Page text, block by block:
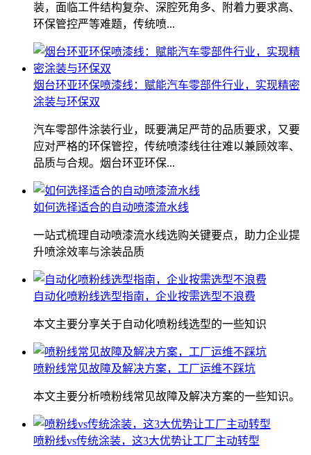
装，面临工件结构复杂、深腔死角多、附着力要求高、
环保管控严等难题，传统喷...
烟台环亚环保喷漆线：赋能汽车零部件行业，实现精密
涂装与环保双
汽车零部件涂装行业，既要满足严苛的品质要求，又要
应对严格的环保管控，传统喷漆线往往难以兼顾效率、
品质与合规。烟台环亚环保...
如何选择适合的自动喷漆流水线
一站式梳理自动喷漆流水线选购关键要点，助力企业提
升喷涂效率与涂装品质
自动化喷粉线选型指南，企业按需选型不浪费
本文主要分享关于自动化喷粉线选型的一些知识
喷粉线常见故障及解决方案，工厂运维不踩坑
本文主要分析喷粉线常见故障及解决方案的一些知识。
喷粉线vs传统涂装，这3大优势让工厂主动转型